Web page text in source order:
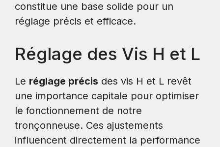
constitue une base solide pour un
réglage précis et efficace.
Réglage des Vis H et L
Le réglage précis des vis H et L revêt
une importance capitale pour optimiser
le fonctionnement de notre
tronçonneuse. Ces ajustements
influencent directement la performance